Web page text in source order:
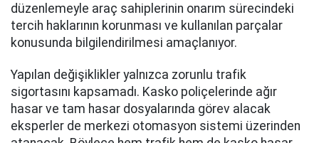
düzenlemeyle araç sahiplerinin onarım sürecindeki
tercih haklarının korunması ve kullanılan parçalar
konusunda bilgilendirilmesi amaçlanıyor.
Yapılan değişiklikler yalnızca zorunlu trafik
sigortasını kapsamadı. Kasko poliçelerinde ağır
hasar ve tam hasar dosyalarında görev alacak
eksperler de merkezi otomasyon sistemi üzerinden